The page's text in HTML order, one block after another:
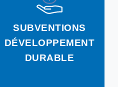
SUBVENTIONS
DÉVELOPPEMENT
DURABLE